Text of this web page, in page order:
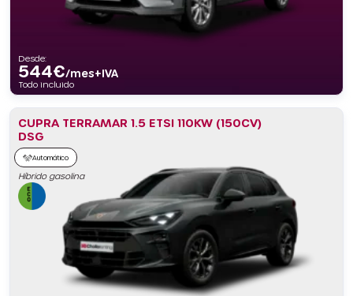
Desde:
544€/mes+IVA
Todo incluido
CUPRA TERRAMAR 1.5 ETSI 110KW (150CV)
DSG
Automático
Híbrido gasolina